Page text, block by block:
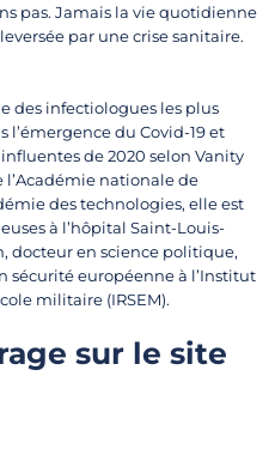
pas. Jamais la vie quotidienne
par une crise sanitaire.
des infectiologues les plus
l’émergence du Covid-19 et
influentes de 2020 selon Vanity
l’Académie nationale de
des technologies, elle est
à l’hôpital Saint-Louis-
docteur en science politique,
sécurité européenne à l’Institut
militaire (IRSEM).
sur le site